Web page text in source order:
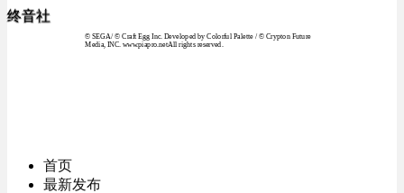
终音社
© SEGA / © Craft Egg Inc. Developed by Colorful Palette / © Crypton Future
Media, INC. www.piapro.netAll rights reserved.
首页
最新发布